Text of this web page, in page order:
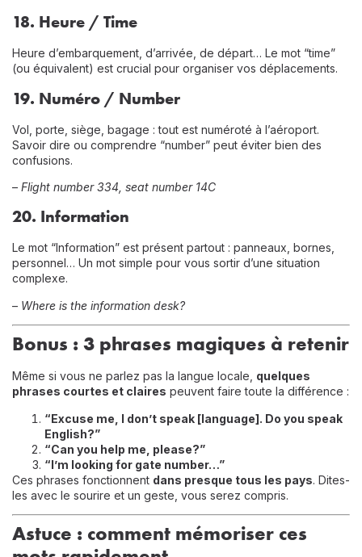
18. Heure / Time
Heure d’embarquement, d’arrivée, de départ… Le mot “time”
(ou équivalent) est crucial pour organiser vos déplacements.
19. Numéro / Number
Vol, porte, siège, bagage : tout est numéroté à l’aéroport.
Savoir dire ou comprendre “number” peut éviter bien des
confusions.
– Flight number 334, seat number 14C
20. Information
Le mot “Information” est présent partout : panneaux, bornes,
personnel… Un mot simple pour vous sortir d’une situation
complexe.
– Where is the information desk?
Bonus : 3 phrases magiques à retenir
Même si vous ne parlez pas la langue locale, quelques
phrases courtes et claires peuvent faire toute la différence :
“Excuse me, I don’t speak [language]. Do you speak
English?”
“Can you help me, please?”
“I’m looking for gate number…”
Ces phrases fonctionnent dans presque tous les pays. Dites-
les avec le sourire et un geste, vous serez compris.
Astuce : comment mémoriser ces